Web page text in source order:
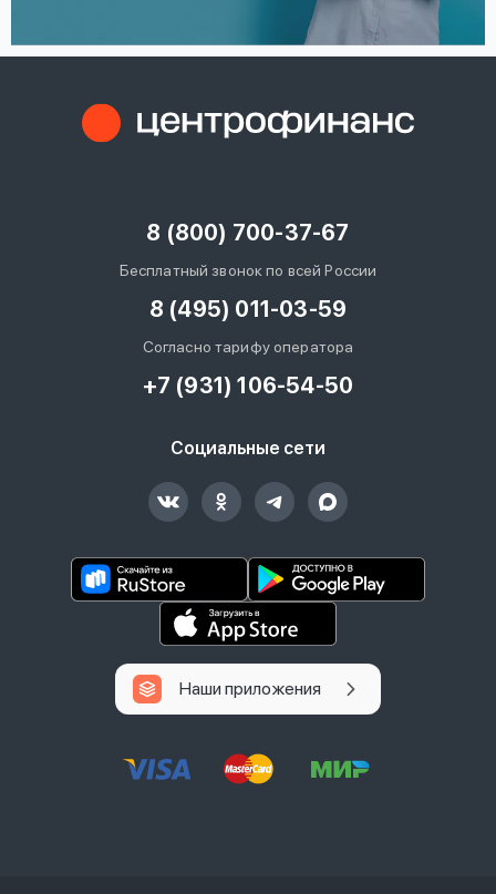
8 (800) 700-37-67
Бесплатный звонок по всей России
8 (495) 011-03-59
Согласно тарифу оператора
+7 (931) 106-54-50
Социальные сети
Наши приложения